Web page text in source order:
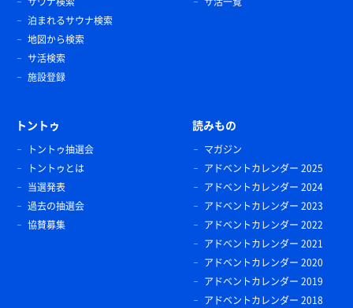
泊まれるサウナ検索
地図から検索
サ活検索
施設登録
トントゥ
トントゥ抽選会
トントゥとは
当選発表
過去の抽選会
協賛募集
読みもの
マガジン
アドベントカレンダー 2025
アドベントカレンダー 2024
アドベントカレンダー 2023
アドベントカレンダー 2022
アドベントカレンダー 2021
アドベントカレンダー 2020
アドベントカレンダー 2019
アドベントカレンダー 2018